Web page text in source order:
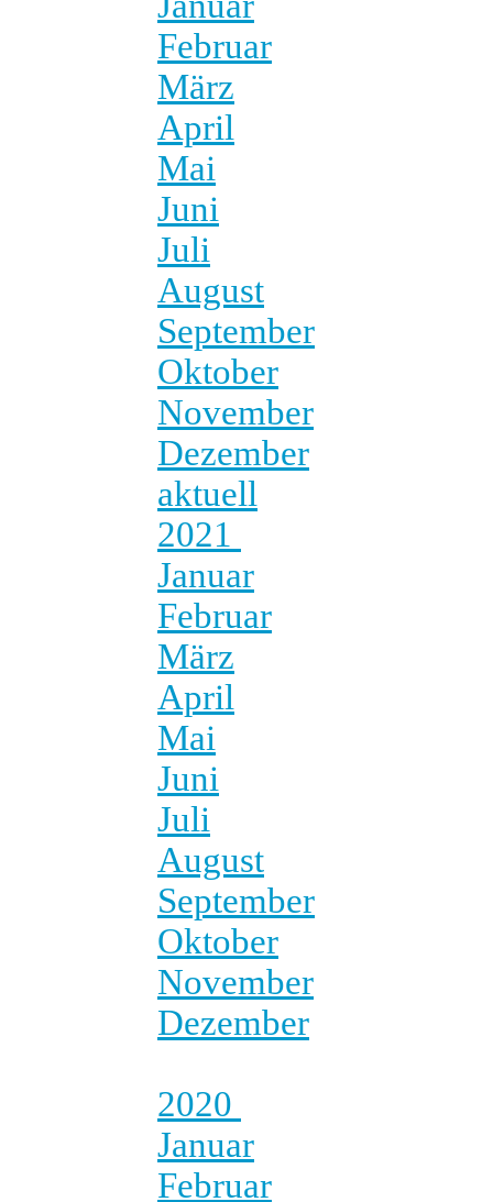
Februar
März
April
Mai
Juni
Juli
August
September
Oktober
November
Dezember
aktuell
2021
Januar
Februar
März
April
Mai
Juni
Juli
August
September
Oktober
November
Dezember
2020
Januar
Februar